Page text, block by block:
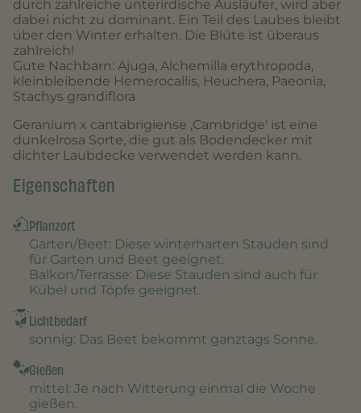
durch zahlreiche unterirdische Ausläufer, wird aber
dabei nicht zu dominant. Ein Teil des Laubes bleibt
über den Winter erhalten. Die Blüte ist überaus
zahlreich!
Gute Nachbarn: Ajuga, Alchemilla erythropoda,
kleinbleibende Hemerocallis, Heuchera, Paeonia,
Stachys grandiflora
Geranium x cantabrigiense ‚Cambridge‘ ist eine
dunkelrosa Sorte, die gut als Bodendecker mit
dichter Laubdecke verwendet werden kann.
Eigenschaften
Pflanzort
Garten/Beet: Diese winterharten Stauden sind
für Garten und Beet geeignet.
Balkon/Terrasse: Diese Stauden sind auch für
Kübel und Töpfe geeignet.
Lichtbedarf
sonnig: Das Beet bekommt ganztags Sonne.
Gießen
mittel : Je nach Witterung einmal die Woche
gießen.